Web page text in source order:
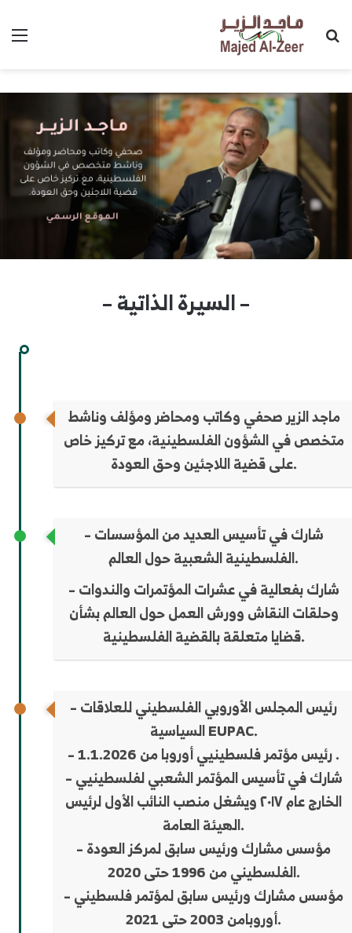
بحث عن
– السيرة الذاتية –
ماجد الزير صحفي وكاتب ومحاضر ومؤلف وناشط
متخصص في الشؤون الفلسطينية، مع تركيز خاص
على قضية اللاجئين وحق العودة.
– شارك في تأسيس العديد من المؤسسات
الفلسطينية الشعبية حول العالم.
– شارك بفعالية في عشرات المؤتمرات والندوات
وحلقات النقاش وورش العمل حول العالم بشأن
قضايا متعلقة بالقضية الفلسطينية.
– رئيس المجلس الأوروبي الفلسطيني للعلاقات
السياسية EUPAC.
– رئيس مؤتمر فلسطينيي أوروبا من 1.1.2026 .
– شارك في تأسيس المؤتمر الشعبي لفلسطينيي
الخارج عام ٢٠١٧ ويشغل منصب النائب الأول لرئيس
الهيئة العامة.
– مؤسس مشارك ورئيس سابق لمركز العودة
الفلسطيني من 1996 حتى 2020.
– مؤسس مشارك ورئيس سابق لمؤتمر فلسطيني
أوروبامن 2003 حتى 2021.